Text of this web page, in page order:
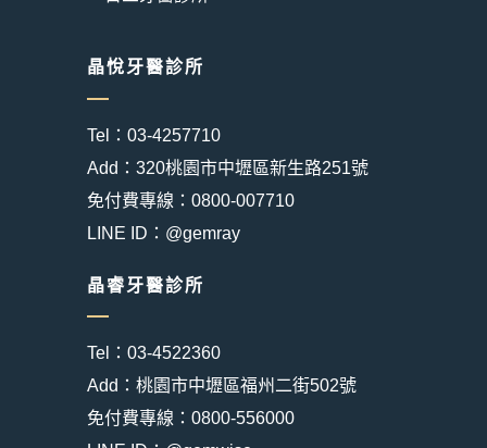
晶悅牙醫診所
Tel：03-4257710
Add：320桃園市中壢區新生路251號
免付費專線：0800-007710
LINE ID：@gemray
晶睿牙醫診所
Tel：03-4522360
Add：桃園市中壢區福州二街502號
免付費專線：0800-556000